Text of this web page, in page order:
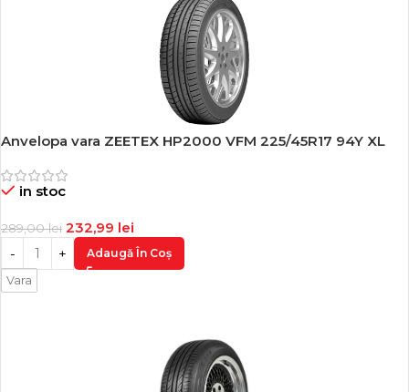
-19%
Anvelopa vara ZEETEX HP2000 VFM 225/45R17 94Y XL
in stoc
289,00lei 232,99 lei
Adaugă În Coș
Vara